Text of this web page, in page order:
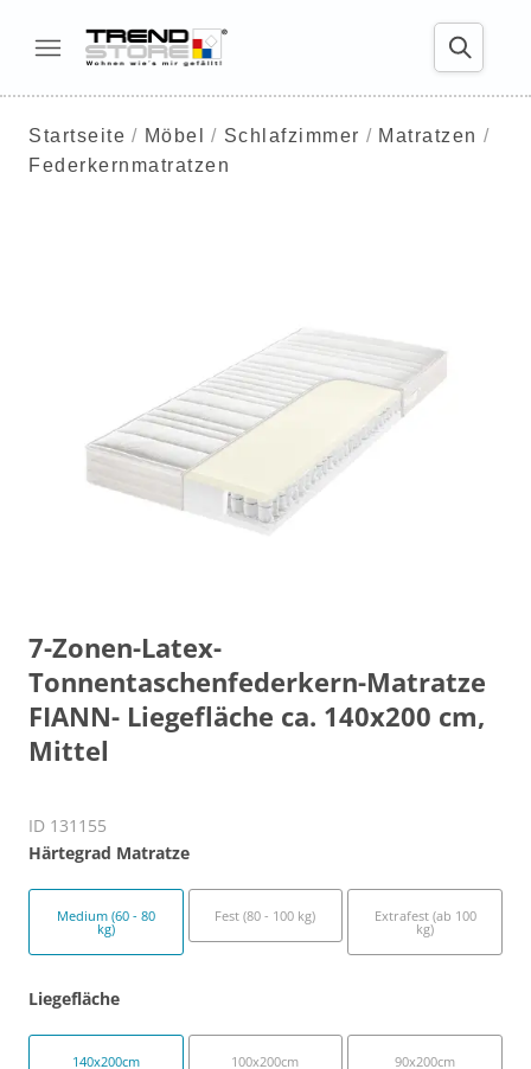
Startseite Möbel Schlafzimmer
Matratzen
Federkernmatratzen
7-Zonen-Latex-
Tonnentaschenfederkern-Matratze
FIANN- Liegefläche ca. 140x200 cm,
Mittel
ID 131155
Härtegrad Matratze
Medium (60 - 80
kg)
Fest (80 - 100 kg) Extrafest (ab 100
kg)
Liegefläche
140x200cm 100x200cm 90x200cm